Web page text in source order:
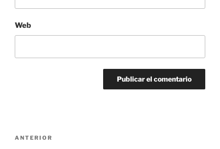
Web
Navegación
Entrada
ANTERIOR